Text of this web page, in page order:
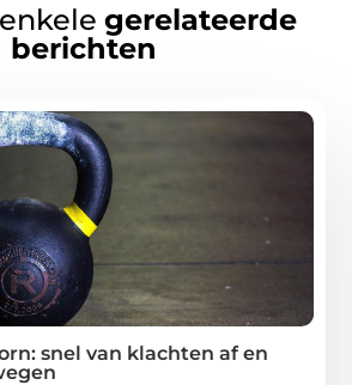
gerelateerde
berichten
snel van klachten af en